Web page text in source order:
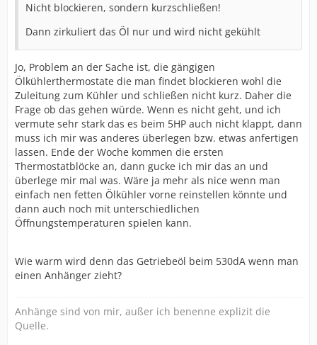
Nicht blockieren, sondern kurzschließen!
Dann zirkuliert das Öl nur und wird nicht gekühlt
Jo, Problem an der Sache ist, die gängigen
Ölkühlerthermostate die man findet blockieren wohl die
Zuleitung zum Kühler und schließen nicht kurz. Daher die
Frage ob das gehen würde. Wenn es nicht geht, und ich
vermute sehr stark das es beim 5HP auch nicht klappt, dann
muss ich mir was anderes überlegen bzw. etwas anfertigen
lassen. Ende der Woche kommen die ersten
Thermostatblöcke an, dann gucke ich mir das an und
überlege mir mal was. Wäre ja mehr als nice wenn man
einfach nen fetten Ölkühler vorne reinstellen könnte und
dann auch noch mit unterschiedlichen
Öffnungstemperaturen spielen kann.
Wie warm wird denn das Getriebeöl beim 530dA wenn man
einen Anhänger zieht?
Anhänge sind von mir, außer ich benenne explizit die
Quelle.